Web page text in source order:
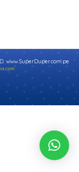
www.SuperDuper.com.pe